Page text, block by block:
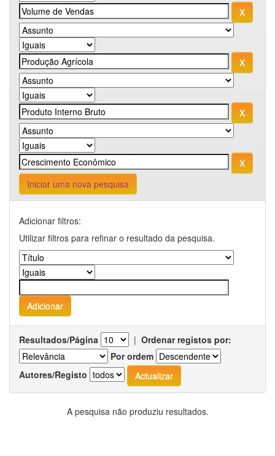
Iniciar uma nova pesquisa
Adicionar filtros:
Utilizar filtros para refinar o resultado da pesquisa.
Resultados/Página | Ordenar registos por:
Por ordem
Autores/Registo
A pesquisa não produziu resultados.